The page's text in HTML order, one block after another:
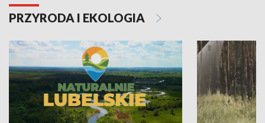
PRZYRODA I EKOLOGIA